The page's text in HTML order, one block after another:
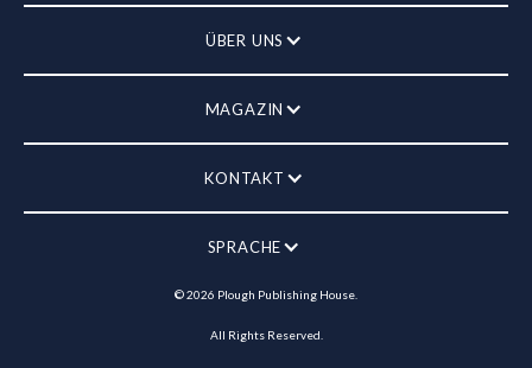
ÜBER UNS
MAGAZIN
KONTAKT
SPRACHE
©2026 Plough Publishing House.
All Rights Reserved.